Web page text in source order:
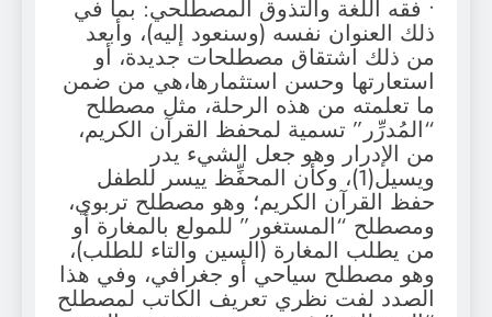
• فقه اللغة والتذوق المصطلحي: بما في
ذلك العنوان نفسه (وسنعود إليه)، وأبعد
من ذلك اشتقاق مصطلحات جديدة، أو
استعارتها وحسن استثمارها،هي من ضمن
ما تعلمته من هذه الرحلة، مثل مصطلح
“المُدرِّر” تسمية لمحفظ القرآن الكريم،
من الإدرار وهو جعل الشيء يدر
ويسيل(1)، وكأن المحفِّظ ييسر للطفل
حفظ القرآن الكريم؛ وهو مصطلح تربوي،
ومصطلح “المستغور” للمولع بالمغارة أو
من يطلب المغارة (السين والتاء للطلب)،
وهو مصطلح سياحي أو جغرافي، وفي هذا
الصدد لفت نظري تعريف الكاتب لمصطلح